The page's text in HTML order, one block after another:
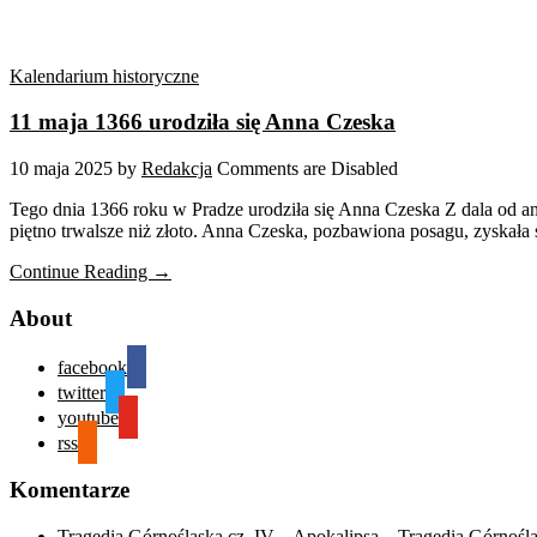
Kalendarium historyczne
11 maja 1366 urodziła się Anna Czeska
10 maja 2025 by Redakcja Comments are Disabled
Tego dnia 1366 roku w Pradze urodziła się Anna Czeska Z dala od
piętno trwalsze niż złoto. Anna Czeska, pozbawiona posagu,
Continue Reading →
About
facebook
twitter
youtube
rss
Komentarze